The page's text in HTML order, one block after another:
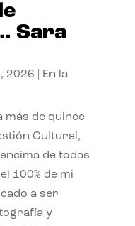
Sara
2026
En la
más de quince
Cultural,
de todas
100% de mi
a ser
y